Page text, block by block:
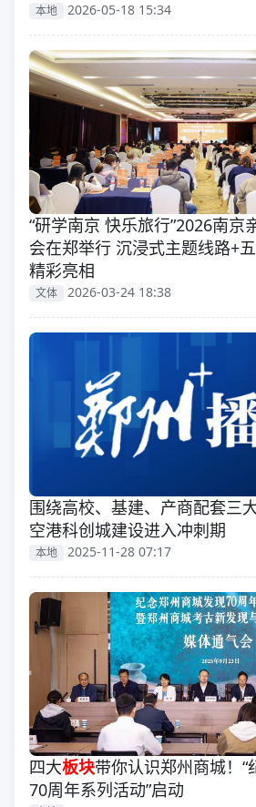
本地 2026-05-18 15:34
“研学南京 快乐旅行”2026南京
会在郑举行 沉浸式主题线路+
精彩亮相
文体 2026-03-24 18:38
围绕高校、基建、产商配套三
空港科创城建设进入冲刺期
本地 2025-11-28 07:17
四大板块带你认识郑州商城！
70周年系列活动”启动